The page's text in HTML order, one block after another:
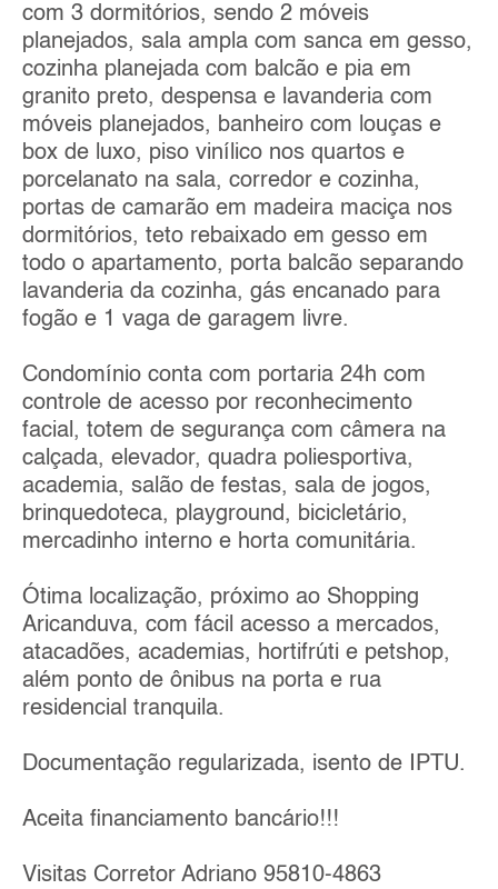
com 3 dormitórios, sendo 2 móveis
planejados, sala ampla com sanca em gesso,
cozinha planejada com balcão e pia em
granito preto, despensa e lavanderia com
móveis planejados, banheiro com louças e
box de luxo, piso vinílico nos quartos e
porcelanato na sala, corredor e cozinha,
portas de camarão em madeira maciça nos
dormitórios, teto rebaixado em gesso em
todo o apartamento, porta balcão separando
lavanderia da cozinha, gás encanado para
fogão e 1 vaga de garagem livre.
Condomínio conta com portaria 24h com
controle de acesso por reconhecimento
facial, totem de segurança com câmera na
calçada, elevador, quadra poliesportiva,
academia, salão de festas, sala de jogos,
brinquedoteca, playground, bicicletário,
mercadinho interno e horta comunitária.
Ótima localização, próximo ao Shopping
Aricanduva, com fácil acesso a mercados,
atacadões, academias, hortifrúti e petshop,
além ponto de ônibus na porta e rua
residencial tranquila.
Documentação regularizada, isento de IPTU.
Aceita financiamento bancário!!!
Visitas Corretor Adriano 95810-4863